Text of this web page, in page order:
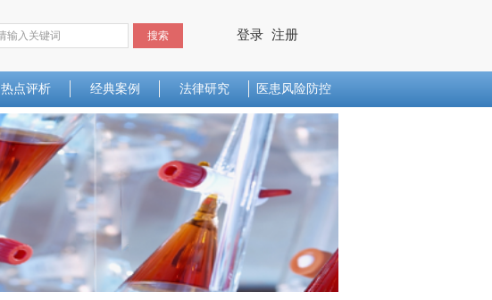
热点评析 经典案例 法律研究 医患风险防控
搜索 登录 注册